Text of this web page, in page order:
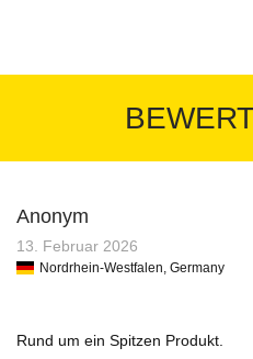
Anonym
13. Februar 2026
Nordrhein-Westfalen, Germany
Rund um ein Spitzen Produkt.